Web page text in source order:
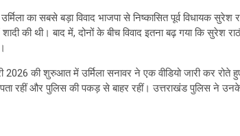
उर्मिला का सबसे बड़ा विवाद भाजपा से निष्कासित पूर्व विधायक
की थी। बाद में, दोनों के बीच विवाद इतना बढ़ गया कि सुरेश
2026 की शुरुआत में उर्मिला सनावर ने एक वीडियो जारी कर रोते
रहीं और पुलिस की पकड़ से बाहर रहीं। उत्तराखंड पुलिस ने उनके